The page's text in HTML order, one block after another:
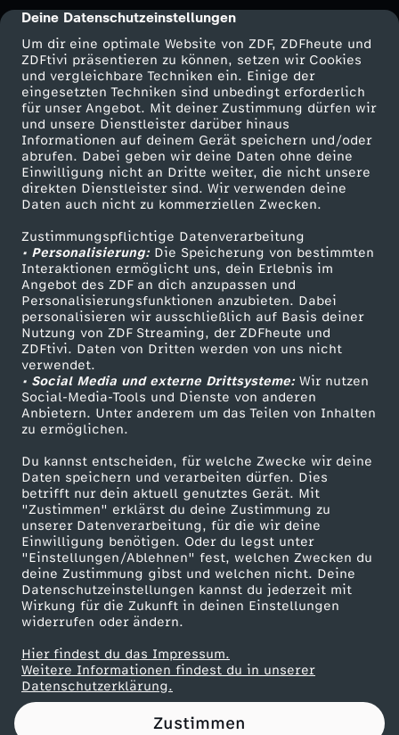
cmp-dialog-description
Deine Datenschutzeinstellungen
Um dir eine optimale Website von ZDF, ZDFheute und
ZDFtivi präsentieren zu können, setzen wir Cookies
und vergleichbare Techniken ein. Einige der
eingesetzten Techniken sind unbedingt erforderlich
für unser Angebot. Mit deiner Zustimmung dürfen wir
und unsere Dienstleister darüber hinaus
Informationen auf deinem Gerät speichern und/oder
abrufen. Dabei geben wir deine Daten ohne deine
Einwilligung nicht an Dritte weiter, die nicht unsere
direkten Dienstleister sind. Wir verwenden deine
Daten auch nicht zu kommerziellen Zwecken.
Zustimmungspflichtige Datenverarbeitung
• Personalisierung:Die Speicherung von bestimmten
Interaktionen ermöglicht uns, dein Erlebnis im
Angebot des ZDF an dich anzupassen und
Personalisierungsfunktionen anzubieten. Dabei
personalisieren wir ausschließlich auf Basis deiner
Nutzung von ZDF Streaming, der ZDFheute und
ZDFtivi. Daten von Dritten werden von uns nicht
verwendet.
• Social Media und externe Drittsysteme:Wir nutzen
Social-Media-Tools und Dienste von anderen
Anbietern. Unter anderem um das Teilen von Inhalten
zu ermöglichen.
Du kannst entscheiden, für welche Zwecke wir deine
Daten speichern und verarbeiten dürfen. Dies
betrifft nur dein aktuell genutztes Gerät. Mit
"Zustimmen" erklärst du deine Zustimmung zu
unserer Datenverarbeitung, für die wir deine
Einwilligung benötigen. Oder du legst unter
"Einstellungen/Ablehnen" fest, welchen Zwecken du
deine Zustimmung gibst und welchen nicht. Deine
Datenschutzeinstellungen kannst du jederzeit mit
Wirkung für die Zukunft in deinen Einstellungen
widerrufen oder ändern.
Hier findest du das Impressum.
Weitere Informationen findest du in unserer
Datenschutzerklärung.
Zustimmen
e
b
e
n
h
e
i
t
-
D
e
r
K
a
n
n
i
Mehr ZDF
ZDF-Apps
Smart TV
ZDFtext
Livestreams
Sendungen A-Z
TV-Programm
Service
ZDFmitreden
Kontakt zum ZDF
Tickets
Zuschauerservice
Hilfe
ZDF Unternehmen
Karriere
ZDF goes Schule
Werbefernsehen
Mainzelmännchen
Partner